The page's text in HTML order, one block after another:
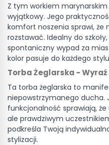
Z tym workiem
wyjątkowy. Jego
komfort noszenia sprawi, że
rozstawać. Idealny do
spontaniczny wypad za
kolor pasuje do każdego
Torba Żeglarska - Wyraź
Ta torba żeglarska to
niepowstrzymanego ducha.
funkcjonalność sprawiają,
ale prawdziwym
podkreśla Twoją
stylizacji.